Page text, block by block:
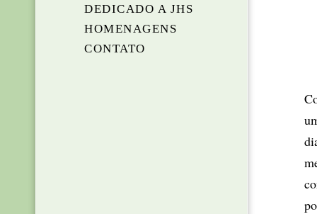
DEDICADO A JHS
HOMENAGENS
CONTATO